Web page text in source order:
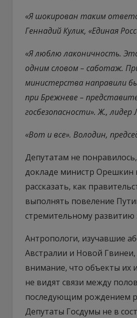
«Я шокирован таким
Геннадий Кулик, «Единая
«Я люблю лаконичность.
одним словом – саботаж.
министерства направили
при Брежневе –
госбезопасности». Ж., лидер
«Вот и все». Володин,
Депутатам не
докладе министр Орешкин
рассказать, как
выполнять повеление
стремительному развитию
Антропологи, изучавшие
Австралии и Новой
внимание, что объекты их
не видят связи между
последующим рождением
Депутаты Госдумы не в